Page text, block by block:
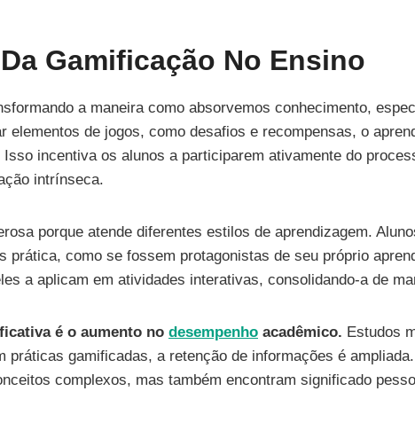
Gamificação No Ensino
a maneira como absorvemos conhecimento,
elementos de jogos, como desafios e recompensas, o
incentiva os alunos a participarem ativamente do
intrínseca.
porque atende diferentes estilos de aprendizagem.
prática, como se fossem protagonistas de seu próprio
a aplicam em atividades interativas, consolidando-a de
é o aumento no desempenho acadêmico. Estudos
práticas gamificadas, a retenção de informações é
complexos, mas também encontram significado